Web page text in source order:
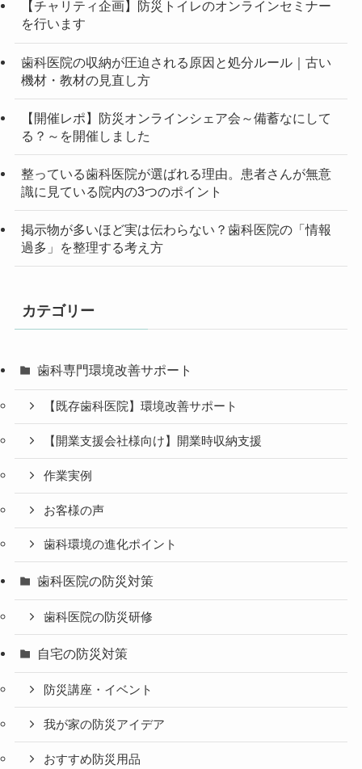
【チャリティ企画】防災トイレのオンラインセミナー
を行います
歯科医院の収納が圧迫される原因と処分ルール｜古い
機材・教材の見直し方
【開催レポ】防災オンラインシェア会～備蓄なにして
る？～を開催しました
整っている歯科医院が選ばれる理由。患者さんが無意
識に見ている院内の3つのポイント
掲示物が多いほど実は伝わらない？歯科医院の「情報
過多」を整理する考え方
カテゴリー
歯科専門環境改善サポート
【既存歯科医院】環境改善サポート
【開業支援会社様向け】開業時収納支援
作業実例
お客様の声
歯科環境の進化ポイント
歯科医院の防災対策
歯科医院の防災研修
自宅の防災対策
防災講座・イベント
我が家の防災アイデア
おすすめ防災用品